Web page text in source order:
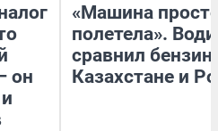
он
«Машина
полетела».
сравнил бензин
Казахстане и